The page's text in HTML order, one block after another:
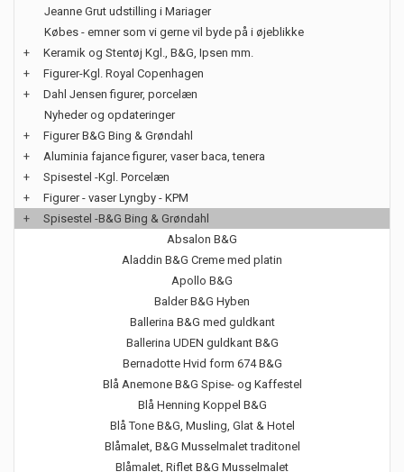
Jeanne Grut udstilling i Mariager
Købes - emner som vi gerne vil byde på i øjeblikke
+
Keramik og Stentøj Kgl., B&G, Ipsen mm.
+
Figurer-Kgl. Royal Copenhagen
+
Dahl Jensen figurer, porcelæn
Nyheder og opdateringer
+
Figurer B&G Bing & Grøndahl
+
Aluminia fajance figurer, vaser baca, tenera
+
Spisestel -Kgl. Porcelæn
+
Figurer - vaser Lyngby - KPM
+
Spisestel -B&G Bing & Grøndahl
Absalon B&G
Aladdin B&G Creme med platin
Apollo B&G
Balder B&G Hyben
Ballerina B&G med guldkant
Ballerina UDEN guldkant B&G
Bernadotte Hvid form 674 B&G
Blå Anemone B&G Spise- og Kaffestel
Blå Henning Koppel B&G
Blå Tone B&G, Musling, Glat & Hotel
Blåmalet, B&G Musselmalet traditonel
Blåmalet, Riflet B&G Musselmalet